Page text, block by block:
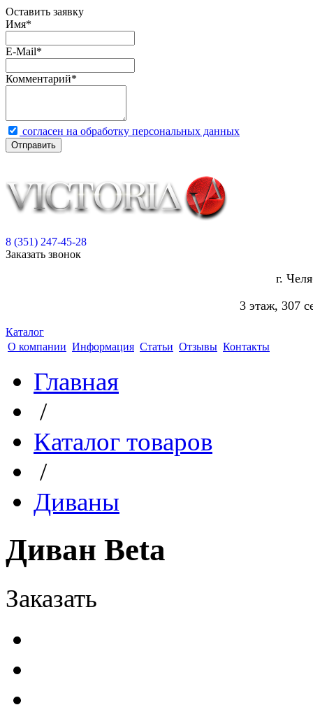
Оставить заявку
Имя*
E-Mail*
Комментарий*
согласен на обработку персональных данных
Отправить
8 (351) 247-45-28
Заказать звонок
г.
3 этаж, 307
Каталог
О компании Информация Статьи Отзывы Контакты
Главная
/
Каталог товаров
/
Диваны
Диван Beta
Заказать